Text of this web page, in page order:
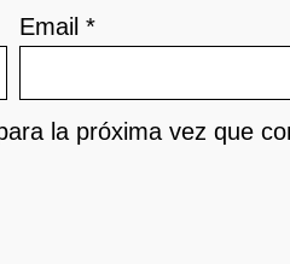
Email *
la próxima vez que